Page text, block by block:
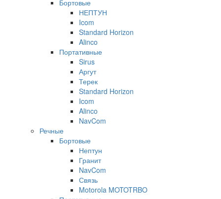
Бортовые
НЕПТУН
Icom
Standard Horizon
Alinco
Портативные
Sirus
Аргут
Терек
Standard Horizon
Icom
Alinco
NavCom
Речные
Бортовые
Нептун
Гранит
NavCom
Связь
Motorola MOTOTRBO